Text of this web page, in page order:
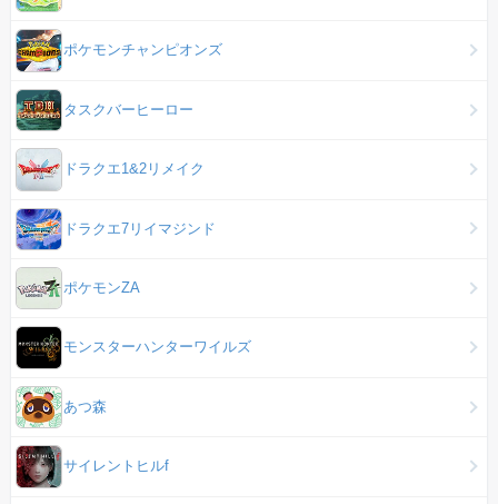
ポケモンチャンピオンズ
タスクバーヒーロー
ドラクエ1&2リメイク
ドラクエ7リイマジンド
ポケモンZA
モンスターハンターワイルズ
あつ森
サイレントヒルf